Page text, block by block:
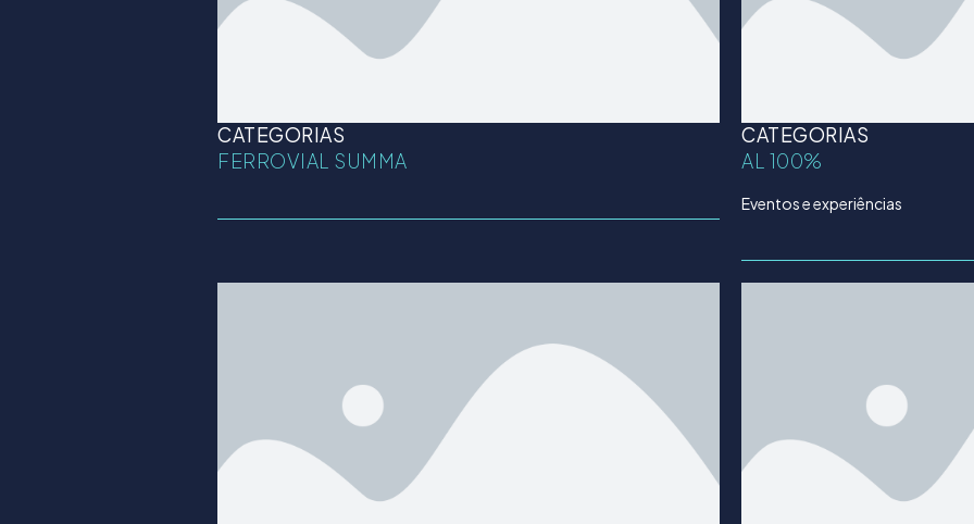
CATEGORIAS
FERROVIAL SUMMA
CATEGORIAS
AL 100%
Eventos e experiências